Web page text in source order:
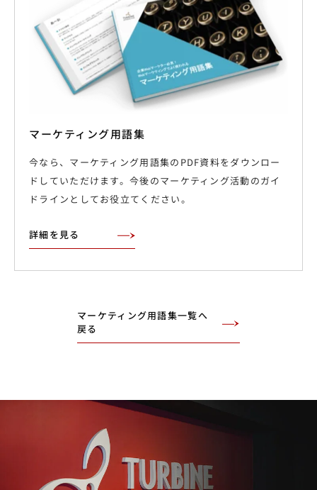
マーケティング用語集
今なら、マーケティング用語集のPDF資料をダウンロー
ドしていただけます。今後のマーケティング活動のガイ
ドラインとしてお役立てください。
詳細を見る
マーケティング用語集一覧へ
戻る